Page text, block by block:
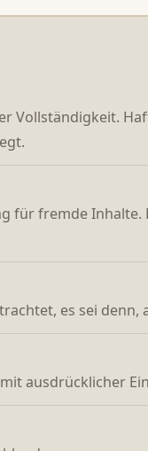
Vollständigkeit.
für fremde Inhalte.
es sei denn,
ausdrücklicher